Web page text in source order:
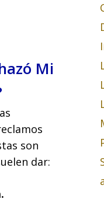
Mi
son
dar: